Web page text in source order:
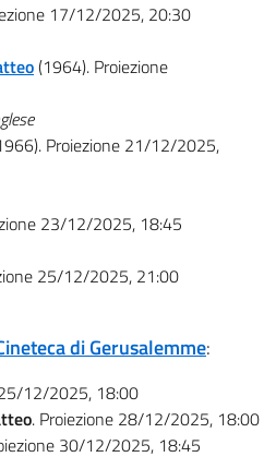
17/12/2025, 20:30
(1964). Proiezione
Proiezione 21/12/2025,
23/12/2025, 18:45
25/12/2025, 21:00
di Gerusalemme:
12/2025, 18:00
. Proiezione 28/12/2025, 18:00
30/12/2025, 18:45